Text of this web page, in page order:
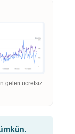
gelen ücretsiz